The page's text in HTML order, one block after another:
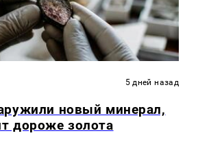
5 дней назад
новый минерал,
дороже золота